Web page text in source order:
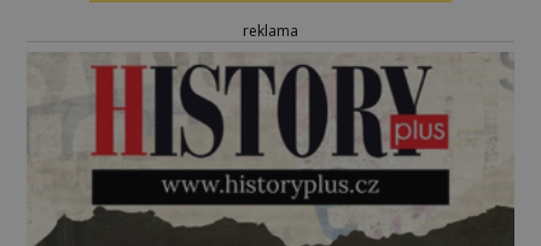
reklama